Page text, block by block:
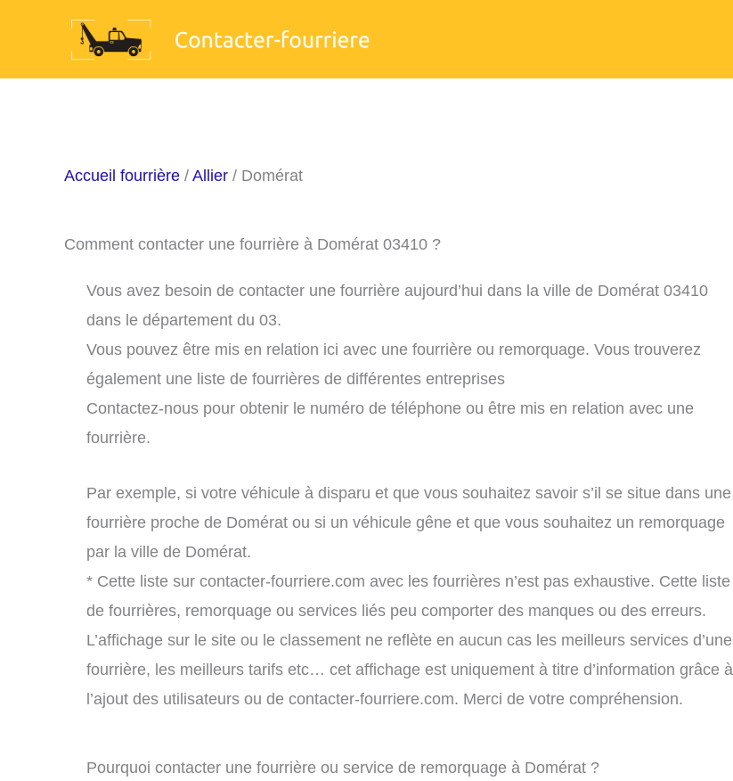
Accueil fourrière / Allier / Domérat
Comment contacter une fourrière à Domérat 03410 ?
Vous avez besoin de contacter une fourrière aujourd’hui dans la ville de Domérat 03410
dans le département du 03.
Vous pouvez être mis en relation ici avec une fourrière ou remorquage. Vous trouverez
également une liste de fourrières de différentes entreprises
Contactez-nous pour obtenir le numéro de téléphone ou être mis en relation avec une
fourrière.
Par exemple, si votre véhicule à disparu et que vous souhaitez savoir s’il se situe dans une
fourrière proche de Domérat ou si un véhicule gêne et que vous souhaitez un remorquage
par la ville de Domérat.
* Cette liste sur contacter-fourriere.com avec les fourrières n’est pas exhaustive. Cette liste
de fourrières, remorquage ou services liés peu comporter des manques ou des erreurs.
L’affichage sur le site ou le classement ne reflète en aucun cas les meilleurs services d’une
fourrière, les meilleurs tarifs etc… cet affichage est uniquement à titre d’information grâce à
l’ajout des utilisateurs ou de contacter-fourriere.com. Merci de votre compréhension.
Pourquoi contacter une fourrière ou service de remorquage à Domérat ?